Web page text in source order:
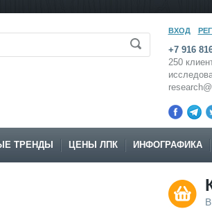
ВХОД
+7 916
250
ТРЕНДЫ ЦЕНЫ ЛПК ИНФОГРАФИКА